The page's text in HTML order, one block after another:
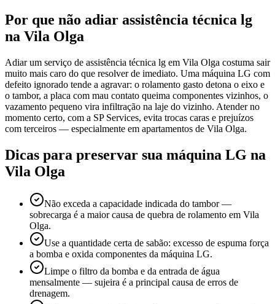
Por que não adiar assistência técnica lg
na Vila Olga
Adiar um serviço de assistência técnica lg em Vila Olga costuma sair
muito mais caro do que resolver de imediato. Uma máquina LG com
defeito ignorado tende a agravar: o rolamento gasto detona o eixo e
o tambor, a placa com mau contato queima componentes vizinhos, o
vazamento pequeno vira infiltração na laje do vizinho. Atender no
momento certo, com a SP Services, evita trocas caras e prejuízos
com terceiros — especialmente em apartamentos de Vila Olga.
Dicas para preservar sua máquina LG na
Vila Olga
Não exceda a capacidade indicada do tambor —
sobrecarga é a maior causa de quebra de rolamento em Vila
Olga.
Use a quantidade certa de sabão: excesso de espuma força
a bomba e oxida componentes da máquina LG.
Limpe o filtro da bomba e da entrada de água
mensalmente — sujeira é a principal causa de erros de
drenagem.